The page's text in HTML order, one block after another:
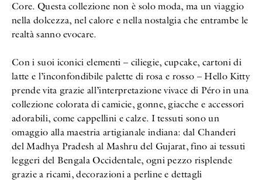
Core. Questa collezione non è solo moda, ma un viaggio
nella dolcezza, nel calore e nella nostalgia che entrambe le
realtà sanno evocare.
Con i suoi iconici elementi – ciliegie, cupcake, cartoni di
latte e l’inconfondibile palette di rosa e rosso – Hello Kitty
prende vita grazie all’interpretazione vivace di Péro in una
collezione colorata di camicie, gonne, giacche e accessori
adorabili, come cappellini e calze. I tessuti sono un
omaggio alla maestria artigianale indiana: dal Chanderi
del Madhya Pradesh al Mashru del Gujarat, fino ai tessuti
leggeri del Bengala Occidentale, ogni pezzo risplende
grazie a ricami, decorazioni a perline e dettagli